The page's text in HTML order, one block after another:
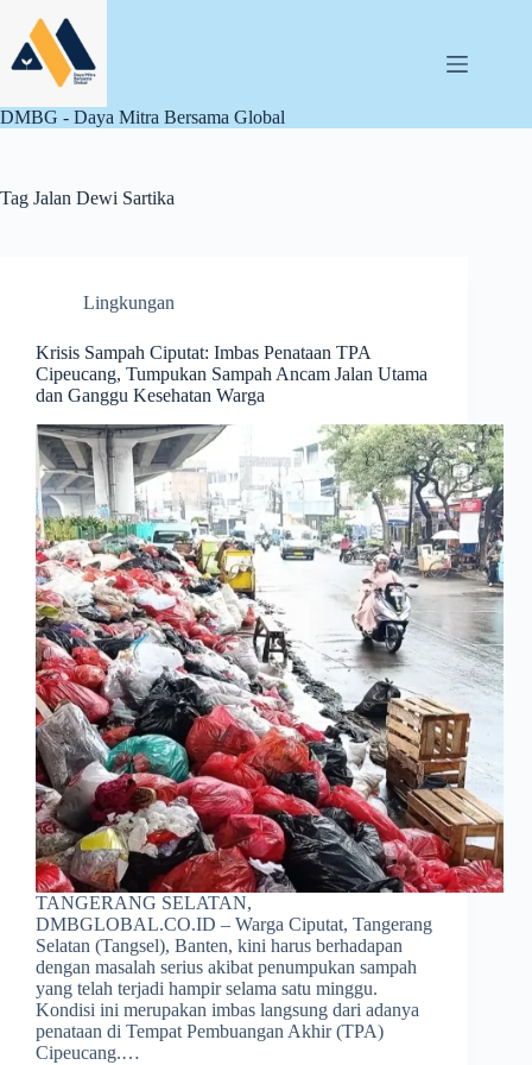
content
DMBG - Daya Mitra Bersama Global
Tag Jalan Dewi Sartika
Lingkungan
Krisis Sampah Ciputat: Imbas Penataan TPA
Cipeucang, Tumpukan Sampah Ancam Jalan Utama
dan Ganggu Kesehatan Warga
TANGERANG SELATAN,
DMBGLOBAL.CO.ID – Warga Ciputat, Tangerang
Selatan (Tangsel), Banten, kini harus berhadapan
dengan masalah serius akibat penumpukan sampah
yang telah terjadi hampir selama satu minggu.
Kondisi ini merupakan imbas langsung dari adanya
penataan di Tempat Pembuangan Akhir (TPA)
Cipeucang.…